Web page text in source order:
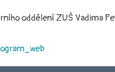
oddělení ZUŠ Vadima